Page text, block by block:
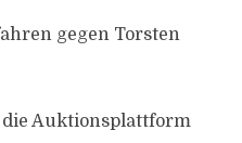
gegen Torsten
die Auktionsplattform